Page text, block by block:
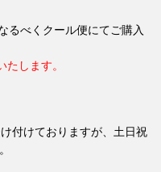
るべくクール便にてご購入
します。
付けておりますが、土日祝